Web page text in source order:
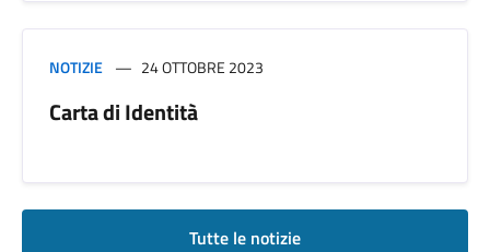
NOTIZIE 24 OTTOBRE 2023
Carta di Identità
Tutte le notizie